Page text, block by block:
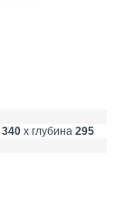
340 х глубина 295